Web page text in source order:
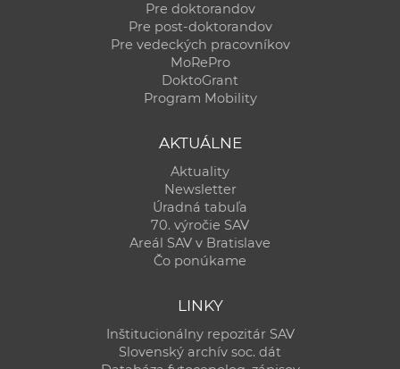
Pre doktorandov
Pre post-doktorandov
Pre vedeckých pracovníkov
MoRePro
DoktoGrant
Program Mobility
AKTUÁLNE
Aktuality
Newsletter
Úradná tabuľa
70. výročie SAV
Areál SAV v Bratislave
Čo ponúkame
LINKY
Inštitucionálny repozitár SAV
Slovenský archív soc. dát